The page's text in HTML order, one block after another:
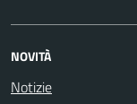
NOVITÀ
Notizie